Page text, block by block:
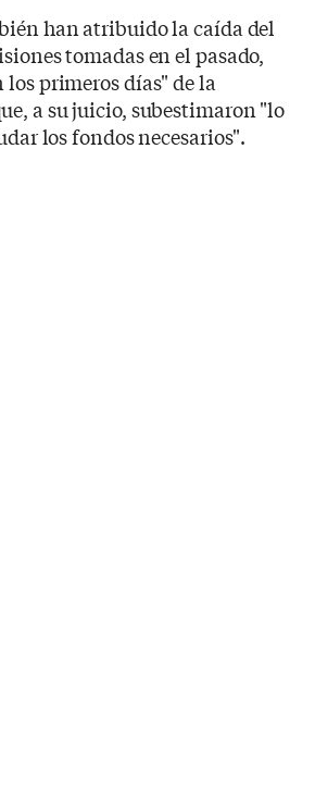
han atribuido la caída del
tomadas en el pasado,
primeros días" de la
a su juicio, subestimaron "lo
los fondos necesarios".